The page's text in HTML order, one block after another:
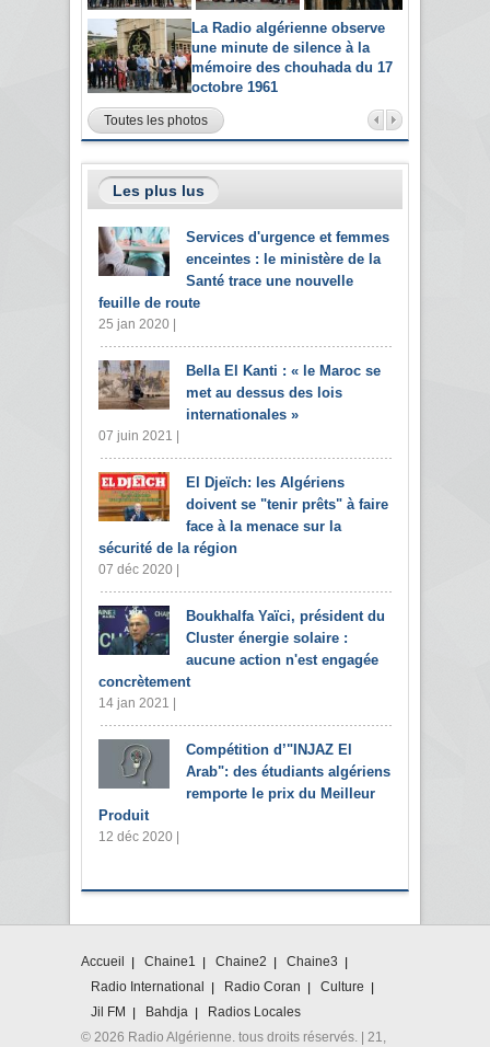
La Radio algérienne observe
une minute de silence à la
mémoire des chouhada du 17
octobre 1961
Toutes les photos
Les plus lus
Services d'urgence et femmes
enceintes : le ministère de la
Santé trace une nouvelle
feuille de route
25 jan 2020 |
Bella El Kanti : « le Maroc se
met au dessus des lois
internationales »
07 juin 2021 |
El Djeïch: les Algériens
doivent se "tenir prêts" à faire
face à la menace sur la
sécurité de la région
07 déc 2020 |
Boukhalfa Yaïci, président du
Cluster énergie solaire :
aucune action n'est engagée
concrètement
14 jan 2021 |
Compétition d’"INJAZ El
Arab": des étudiants algériens
remporte le prix du Meilleur
Produit
12 déc 2020 |
Accueil Chaine1 Chaine2
Chaine3
Radio International
Radio Coran
Culture
Jil FM
Bahdja
Radios Locales
© 2026 Radio Algérienne. tous droits réservés. | 21,